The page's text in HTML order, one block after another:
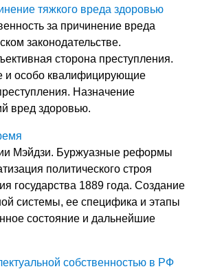
тяжкого вреда здоровью
за причинение вреда
законодательстве.
сторона преступления.
и особо квалифицирующие
Назначение
вред здоровью.
Мэйдзи. Буржуазные реформы
политического строя
государства 1889 года. Создание
системы, ее специфика и этапы
состояние и дальнейшие
собственностью в РФ